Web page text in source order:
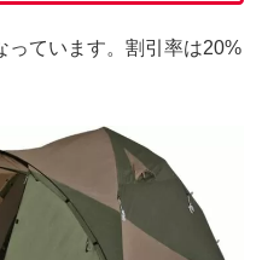
っています。割引率は20%